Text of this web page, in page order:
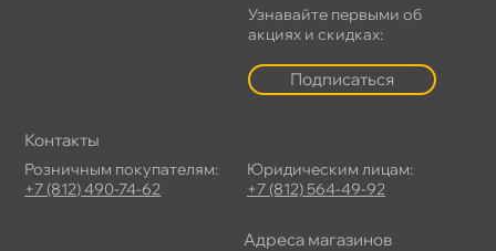
Узнавайте первыми о
акциях и скидках:
Подписаться
Контакты
Розничным покупателям:
+7 (812) 490-74-62
Юридическим лицам:
+7 (812) 564-49-92
Адреса магазино